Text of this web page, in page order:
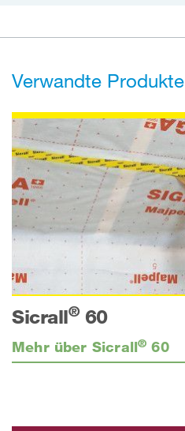
Verwandte Produkte
Sicrall®60
Mehr über Sicrall® 60